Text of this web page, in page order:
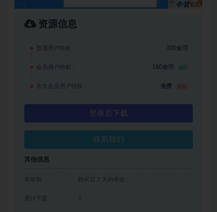
资源信息
普通用户特权： 300金币
会员用户特权： 180金币 6折
永久会员用户特权： 免费
登录后下载
联系我们
其他信息
有效期 购买后 7 天内有效
累计下载 2